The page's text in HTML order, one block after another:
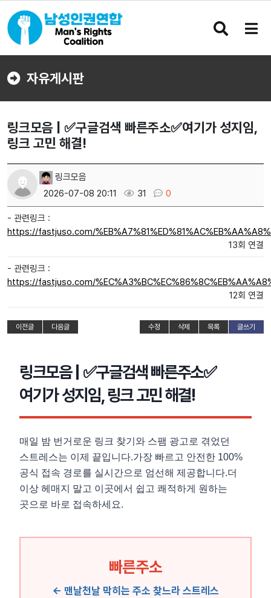
검
버
메
버
자유게시판
링크모음 | ✅구글검색 빠른주소✅여기가 성지임,
링크 고민 해결!
링크모음
2026-07-08 20:11
31 0
- 관련링크 :
https://fastjuso.com/
13회 연결
- 관련링크 :
https://fastjuso.com/
12회 연결
이전글 다음글 수정 삭제 목록 글쓰기
링크모음 | ✅구글검색 빠른주소✅
여기가 성지임, 링크 고민 해결!
매일 밤 번거로운 링크 찾기와 스팸 광고로 겪었던
스트레스는 이제 끝입니다.가장 빠르고 안전한 100%
공식 접속 경로를 실시간으로 엄선해 제공합니다.더
이상 헤매지 말고 이곳에서 쉽고 쾌적하게 원하는
곳으로 바로 접속하세요.
빠른주소
← 맨날천날 막히는 주소 찾느라 스트레스